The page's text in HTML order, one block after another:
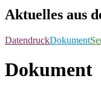
Aktuelles aus
DatendruckDokument
Dokument